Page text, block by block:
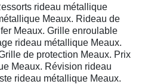
rideau métallique
Meaux. Rideau de
Meaux. Grille enroulable
rideau métallique Meaux.
de protection Meaux. Prix
Meaux. Révision rideau
rideau métallique Meaux.